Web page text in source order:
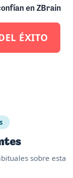
en ZBrain
ÉXITO
sobre esta